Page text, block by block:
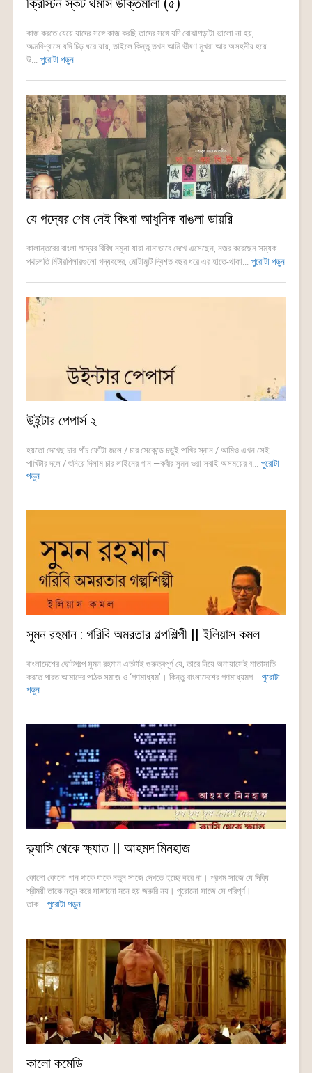
ক্রিস্টিন স্কট থমাস উক্তিমালা (৫)
কাজ করতে যেয়ে যাদের সঙ্গে কাজ করছি তাদের সঙ্গে যদি বোঝাপড়াটা ভালো না হয়,
আত্মবিশ্বাসে যদি চিড় ধরে যায়, তাইলে কিন্তু তখন আমি ভীষণ মুখরা আর অসহনীয় হয়ে
উ... পুরোটা পড়ুন
যে গদ্যের শেষ নেই কিংবা আধুনিক বাঙলা ডায়রি
কালান্তরের বাংলা গদ্যের বিবিধ নমুনা যারা নানাভাবে দেখে এসেছেন, নজর করেছেন সম্যক
পথচলতি মিটারপিলারগুলো গদ্যবঙ্গের, মোটামুটি দ্বিশত বছর ধরে এর হাতে-থাকা... পুরোটা পড়ুন
উইন্টার পেপার্স ২
হয়তো দেখেছ চার-পাঁচ ফোঁটা জলে / চার সেকেন্ডে চড়ুই পাখির স্নান / আমিও এখন সেই
পাখিটার দলে / শুনিয়ে দিলাম চার লাইনের গান —কবীর সুমন ওরা সবাই অসময়ের ব... পুরোটা
পড়ুন
সুমন রহমান : গরিবি অমরতার গল্পশিল্পী || ইলিয়াস কমল
বাংলাদেশের ছোটগল্পে সুমন রহমান এতটাই গুরুত্বপূর্ণ যে, তারে নিয়ে অনায়াসেই মাতামাতি
করতে পারত আমাদের পাঠক সমাজ ও ‘গণমাধ্যম’। কিন্তু বাংলাদেশের গণমাধ্যমগ... পুরোটা
পড়ুন
ক্ল্যাসি থেকে ক্ষ্যাত || আহমদ মিনহাজ
কোনো কোনো গান থাকে যাকে নতুন সাজে দেখতে ইচ্ছে করে না। প্রথম সাজে যে দিব্যি
শ্রীময়ী তাকে নতুন করে সাজানো মনে হয় জরুরি নয়। পুরোনো সাজে সে পরিপূর্ণ।
তাক... পুরোটা পড়ুন
কালো কমেডি